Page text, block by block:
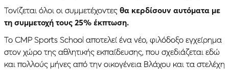
Τονίζεται όλοι οι συμμετέχοντες θα κερδίσουν αυτόματα με
τη συμμετοχή τους 25% έκπτωση.
Το CMP Sports School αποτελεί ένα νέο, φιλόδοξο εγχείρημα
στον χώρο της αθλητικής εκπαίδευσης, που σχεδιάζεται εδώ
και πολλούς μήνες από την οικογένεια Βλάχου και τα στελέχη